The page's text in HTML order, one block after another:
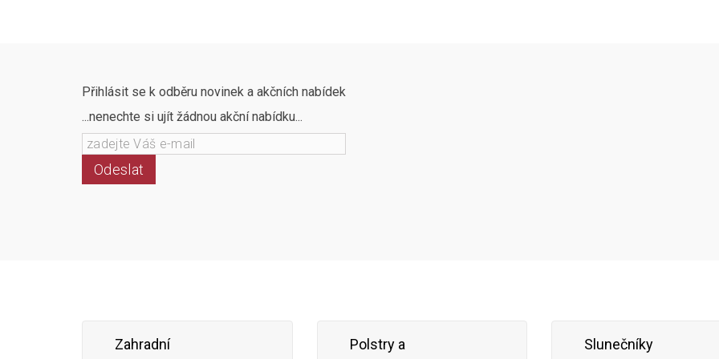
Přihlásit se k odběru novinek a akčních nabídek
...nenechte si ujít žádnou akční nabídku...
Odeslat
Zahradní
Polstry a
Slunečníky